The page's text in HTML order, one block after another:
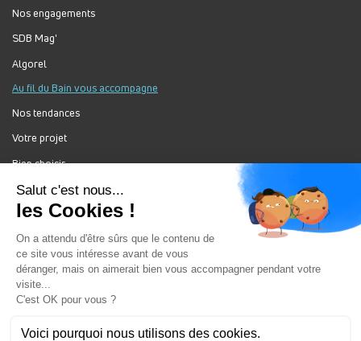
Nos engagements
SDB Mag'
Algorel
Au fil du Bain vous accompagne
Nos tendances
Votre projet
Bien choisir
Forum Au Fil du Bain
Nos produits